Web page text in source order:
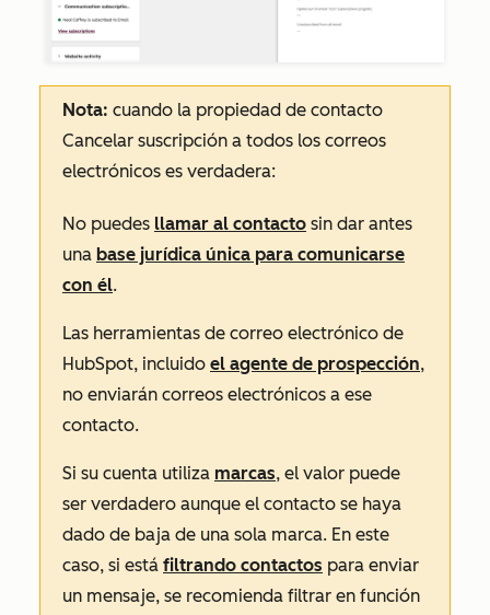
Nota: cuando la propiedad de contacto
Cancelar suscripción a todos los correos
electrónicos es verdadera:
No puedes llamar al contacto sin dar antes
una base jurídica única para comunicarse
con él.
Las herramientas de correo electrónico de
HubSpot, incluido el agente de prospección,
no enviarán correos electrónicos a ese
contacto.
Si su cuenta utiliza marcas, el valor puede
ser verdadero aunque el contacto se haya
dado de baja de una sola marca. En este
caso, si está filtrando contactos para enviar
un mensaje, se recomienda filtrar en función